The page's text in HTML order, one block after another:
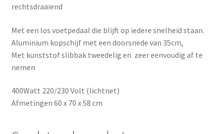
rechtsdraaiend
Met een los voetpedaal die blijft op iedere snelheid staan.
Aluminium kopschijf met een doorsnede van 35cm,
Met kunststof slibbak tweedelig en zeer eenvoudig af te
nemen
400Watt 220/230 Volt (lichtnet)
Afmetingen 60 x 70 x 58 cm